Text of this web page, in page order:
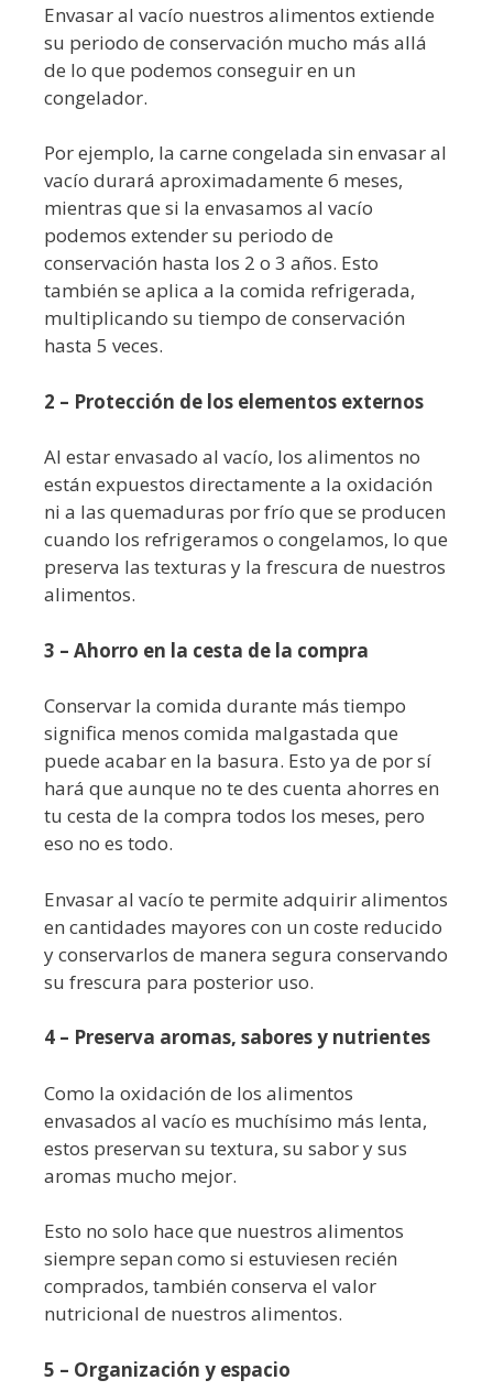
Envasar al vacío nuestros alimentos extiende
su periodo de conservación mucho más allá
de lo que podemos conseguir en un
congelador.
Por ejemplo, la carne congelada sin envasar al
vacío durará aproximadamente 6 meses,
mientras que si la envasamos al vacío
podemos extender su periodo de
conservación hasta los 2 o 3 años. Esto
también se aplica a la comida refrigerada,
multiplicando su tiempo de conservación
hasta 5 veces.
2 – Protección de los elementos externos
Al estar envasado al vacío, los alimentos no
están expuestos directamente a la oxidación
ni a las quemaduras por frío que se producen
cuando los refrigeramos o congelamos, lo que
preserva las texturas y la frescura de nuestros
alimentos.
3 – Ahorro en la cesta de la compra
Conservar la comida durante más tiempo
significa menos comida malgastada que
puede acabar en la basura. Esto ya de por sí
hará que aunque no te des cuenta ahorres en
tu cesta de la compra todos los meses, pero
eso no es todo.
Envasar al vacío te permite adquirir alimentos
en cantidades mayores con un coste reducido
y conservarlos de manera segura conservando
su frescura para posterior uso.
4 – Preserva aromas, sabores y nutrientes
Como la oxidación de los alimentos
envasados al vacío es muchísimo más lenta,
estos preservan su textura, su sabor y sus
aromas mucho mejor.
Esto no solo hace que nuestros alimentos
siempre sepan como si estuviesen recién
comprados, también conserva el valor
nutricional de nuestros alimentos.
5 – Organización y espacio